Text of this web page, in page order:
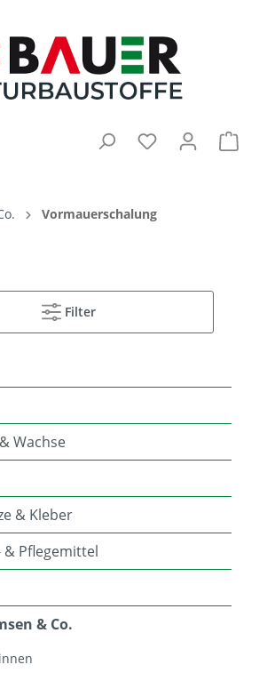
Vormauerschalung
Filter
Wachse
& Kleber
& Pflegemittel
& Co.